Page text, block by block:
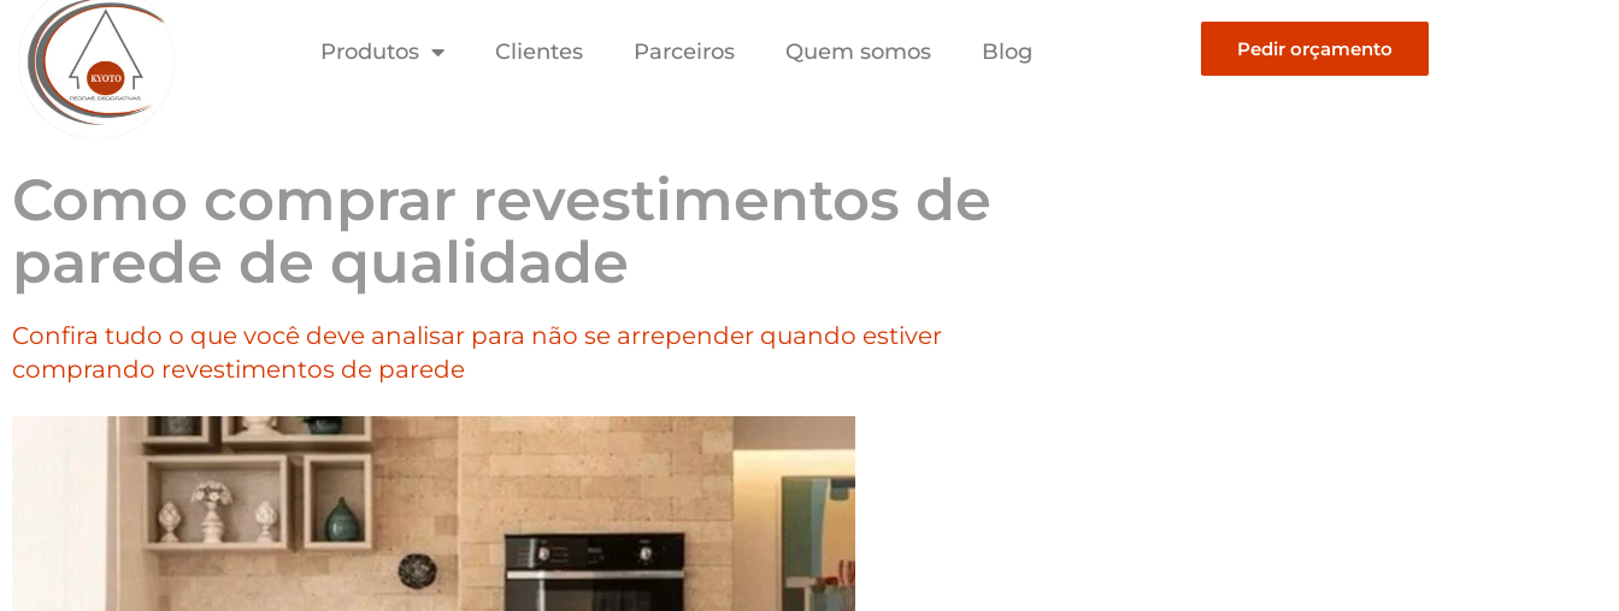
Produtos Clientes Parceiros Quem somos Blog Pedir orçamento
Como comprar revestimentos de
parede de qualidade
Confira tudo o que você deve analisar para não se arrepender quando estiver
comprando revestimentos de parede